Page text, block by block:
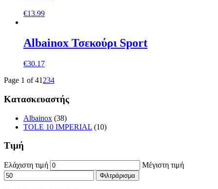
€13.99
Αlbainox Τσεκούρι Sport
€30.17
Page 1 of 41 234
Κατασκευαστής
Albainox (38)
TOLE 10 IMPERIAL (10)
Τιμή
Ελάχιστη τιμή Μέγιστη τιμή
Φιλτράρισμα